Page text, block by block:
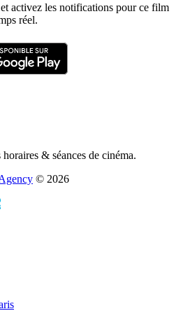
activez les notifications pour ce film
réel.
& séances de cinéma.
© 2026